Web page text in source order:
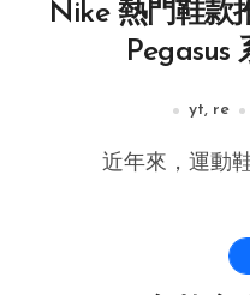
Nike 熱門鞋款
Pegasus
yt, re
近年來，運動